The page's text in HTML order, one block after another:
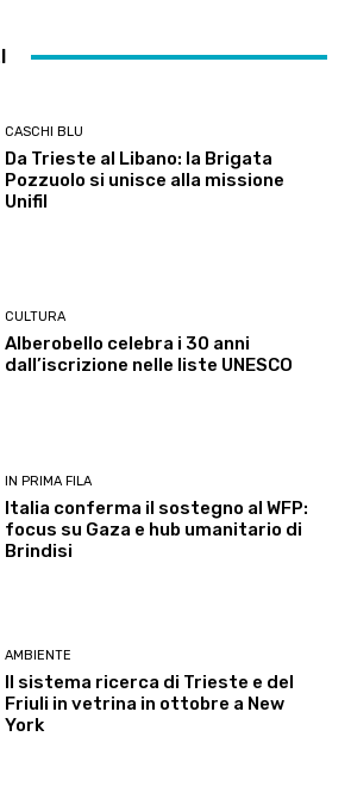
CASCHI BLU
Da Trieste al Libano: la Brigata
Pozzuolo si unisce alla missione
Unifil
CULTURA
Alberobello celebra i 30 anni
dall’iscrizione nelle liste UNESCO
IN PRIMA FILA
Italia conferma il sostegno al WFP:
focus su Gaza e hub umanitario di
Brindisi
AMBIENTE
Il sistema ricerca di Trieste e del
Friuli in vetrina in ottobre a New
York